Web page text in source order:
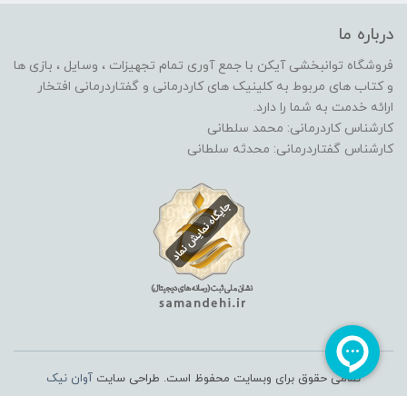
درباره ما
فروشگاه توانبخشی آیکن با جمع آوری تمام تجهیزات ، وسایل ، بازی ها
و کتاب های مربوط به کلینیک های کاردرمانی و گفتاردرمانی افتخار
ارائه خدمت به شما را دارد.
کارشناس کاردرمانی: محمد سلطانی
کارشناس گفتاردرمانی: محدثه سلطانی
تمامی حقوق برای وبسایت محفوظ است. طراحی سایت آوان نیک